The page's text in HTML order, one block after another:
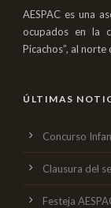
AESPAC es una
ocupados en la
Picachos”, al
ÚLTIMAS
Concurso
Clausura del
Festeja